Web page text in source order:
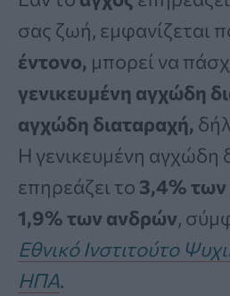
σας ζωή, εμφανίζεται
έντονο, μπορεί να
γενικευμένη αγχώδη
αγχώδη διαταραχή,
Η γενικευμένη αγχώδη
επηρεάζει το 3,4% των
1,9% των ανδρών,
Εθνικό Ινστιτούτο
ΗΠΑ.